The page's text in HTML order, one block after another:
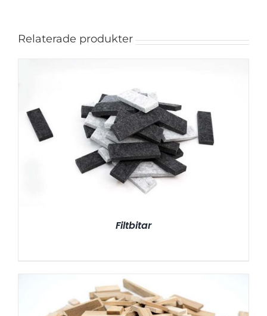
Relaterade produkter
Filtbitar